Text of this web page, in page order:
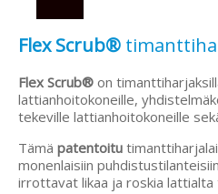
Flex Scrub®
Flex Scrub® on
lattianhoitokoneille,
tekeville lattianhoitokoneille
Tämä patentoitu
monenlaisiin
irrottavat likaa ja roskia lattialta